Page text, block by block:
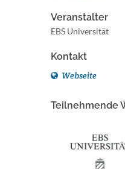
Veranstalter
EBS Universität
Kontakt
Webseite
Teilnehmende